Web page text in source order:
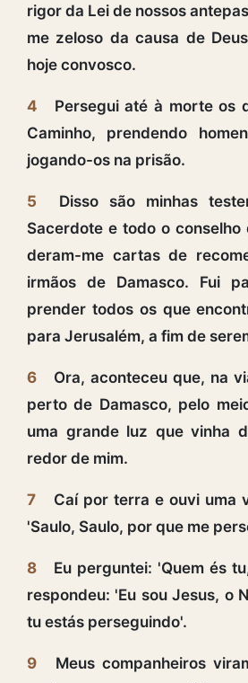
rigor da Lei de nossos
me zeloso da causa de
hoje convosco.
4
Persegui até à morte os
Caminho, prendendo
jogando-os na prisão.
5
Disso são minhas
Sacerdote e todo o conselho
deram-me cartas de
irmãos de Damasco. Fui
prender todos os que
para Jerusalém, a fim de
6
Ora, aconteceu que, na
perto de Damasco, pelo
uma grande luz que vinha
redor de mim.
7
Caí por terra e ouvi uma
'Saulo, Saulo, por que me
8
Eu perguntei: 'Quem és
respondeu: 'Eu sou Jesus, o
tu estás perseguindo'.
9
Meus companheiros